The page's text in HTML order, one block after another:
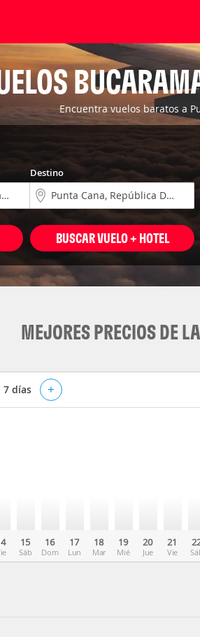
Encuentra vuelos baratos a
Destino
BUSCAR VUELO + HOTEL
MEJORES PRECIOS DE
7 días +
15
Sáb
16
Dom
17
Lun
18
Mar
19
Mié
20
Jue
21
Vie